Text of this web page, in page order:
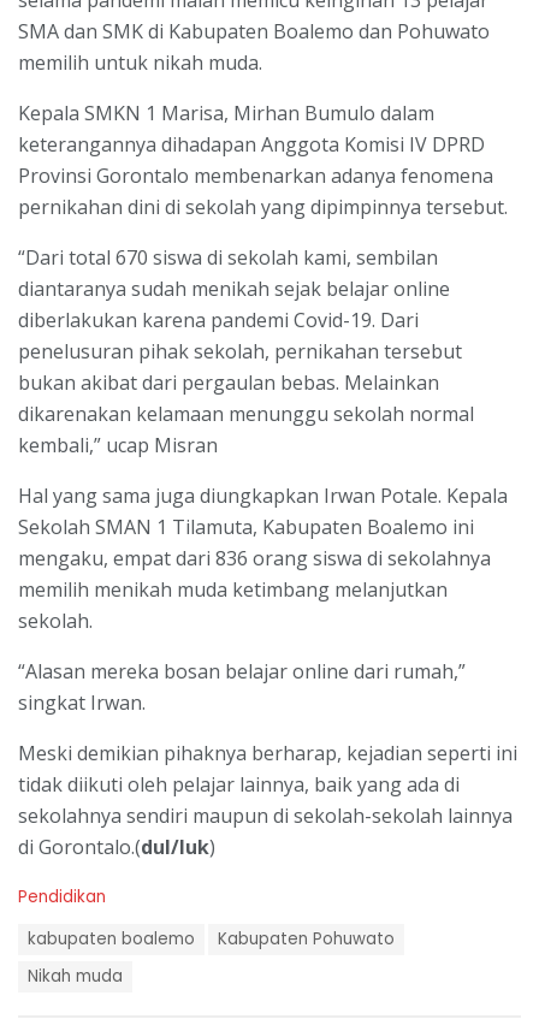
SMA dan SMK di Kabupaten Boalemo dan Pohuwato
memilih untuk nikah muda.
Kepala SMKN 1 Marisa, Mirhan Bumulo dalam
keterangannya dihadapan Anggota Komisi IV DPRD
Provinsi Gorontalo membenarkan adanya fenomena
pernikahan dini di sekolah yang dipimpinnya tersebut.
“Dari total 670 siswa di sekolah kami, sembilan
diantaranya sudah menikah sejak belajar online
diberlakukan karena pandemi Covid-19. Dari
penelusuran pihak sekolah, pernikahan tersebut
bukan akibat dari pergaulan bebas. Melainkan
dikarenakan kelamaan menunggu sekolah normal
kembali,” ucap Misran
Hal yang sama juga diungkapkan Irwan Potale. Kepala
Sekolah SMAN 1 Tilamuta, Kabupaten Boalemo ini
mengaku, empat dari 836 orang siswa di sekolahnya
memilih menikah muda ketimbang melanjutkan
sekolah.
“Alasan mereka bosan belajar online dari rumah,”
singkat Irwan.
Meski demikian pihaknya berharap, kejadian seperti ini
tidak diikuti oleh pelajar lainnya, baik yang ada di
sekolahnya sendiri maupun di sekolah-sekolah lainnya
di Gorontalo.(dul/luk)
C
Pendidikan
kabupaten boalemo
Kabupaten Pohuwato
Nikah muda